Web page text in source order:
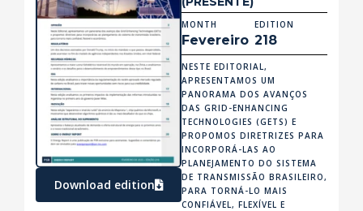
Download edition
MONTH
Fevereiro
EDITION
218
NESTE EDITORIAL,
APRESENTAMOS UM
PANORAMA DOS AVANÇOS
DAS GRID-ENHANCING
TECHNOLOGIES (GETS) E
PROPOMOS DIRETRIZES PARA
INCORPORÁ-LAS AO
PLANEJAMENTO DO SISTEMA
DE TRANSMISSÃO BRASILEIRO,
PARA TORNÁ-LO MAIS
CONFIÁVEL, FLEXÍVEL E